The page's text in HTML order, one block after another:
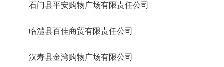
石门县平安购物广场有限责任公司
临澧县百佳商贸有限责任公司
汉寿县金湾购物广场有限公司